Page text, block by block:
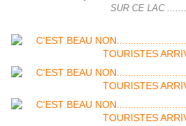
SUR CE LAC